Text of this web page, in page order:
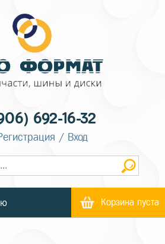
692-16-32
/ Вход
Корзина пуста